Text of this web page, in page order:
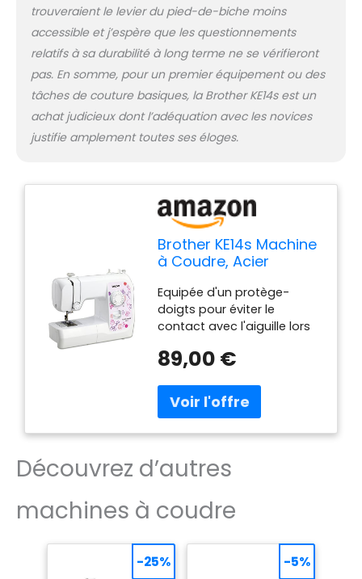
trouveraient le levier du pied-de-biche moins
accessible et j’espère que les questionnements
relatifs à sa durabilité à long terme ne se vérifieront
pas. En somme, pour un premier équipement ou des
tâches de couture basiques, la Brother KE14s est un
achat judicieux dont l’adéquation avec les novices
justifie amplement toutes ses éloges.
Brother KE14s Machine
à Coudre, Acier
Blanc/Rose, 40 x 15 x
31 cm
Equipée d'un protège-
doigts pour éviter le
contact avec l'aiguille lors
débutants créatifs avec
(14 points) 14 fonctions de
couture utilitaires &
pour les coutures basiques
(ourlet, assemblage,...) sur
(fin, moyen, élastique,...)
pièces tubulaires (bas de
pantalon, manches,...)
89,00 €
Découvrez d’autres
machines à coudre
-25% -5%